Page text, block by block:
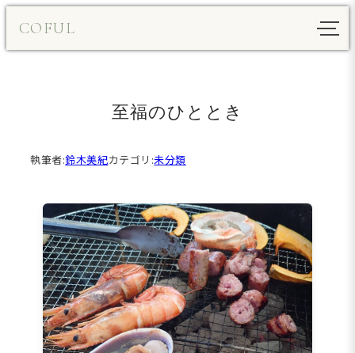
を
COFUL
至福のひととき
執筆者:鈴木美紀カテゴリ:未分類